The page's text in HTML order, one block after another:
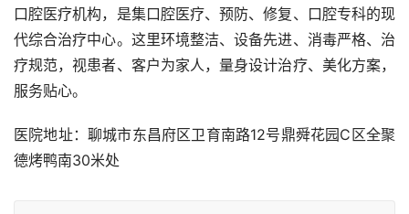
口腔医疗机构，是集口腔医疗、预防、修复、口腔专科的现
代综合治疗中心。这里环境整洁、设备先进、消毒严格、治
疗规范，视患者、客户为家人，量身设计治疗、美化方案，
服务贴心。
医院地址：聊城市东昌府区卫育南路12号鼎舜花园C区全聚
德烤鸭南30米处